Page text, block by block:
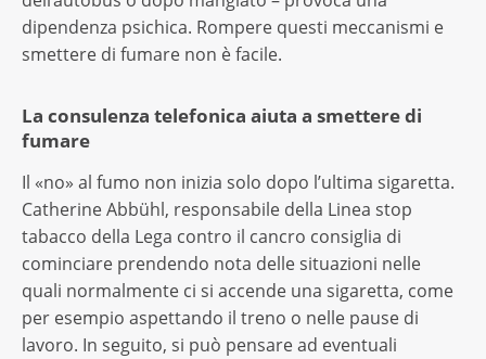
dipendenza psichica. Rompere questi meccanismi e
smettere di fumare non è facile.
La consulenza telefonica aiuta a smettere di
fumare
Il «no» al fumo non inizia solo dopo l’ultima sigaretta.
Catherine Abbühl, responsabile della Linea stop
tabacco della Lega contro il cancro consiglia di
cominciare prendendo nota delle situazioni nelle
quali normalmente ci si accende una sigaretta, come
per esempio aspettando il treno o nelle pause di
lavoro. In seguito, si può pensare ad eventuali